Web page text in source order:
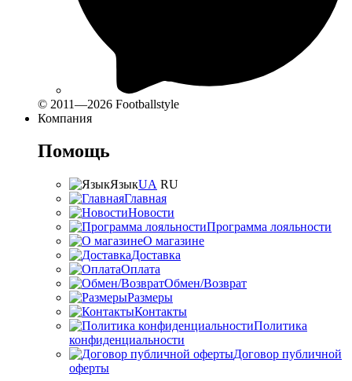
© 2011—2026 Footballstyle
Компания
Помощь
ЯзыкUA RU
Главная
Новости
Программа лояльности
О магазине
Доставка
Оплата
Обмен/Возврат
Размеры
Контакты
Политика
конфиденциальности
Договор публичной
оферты